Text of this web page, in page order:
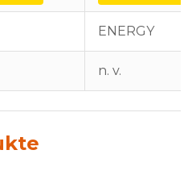
ENERGY
n. v.